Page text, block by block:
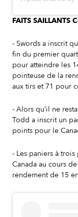
FAITS SAILLANTS
- Swords a inscrit
fin du premier
pour atteindre les
pointeuse de la
aux tirs et 71 pour
- Alors qu’il ne
Todd a inscrit un
points pour le
- Les paniers à
Canada au cours
rendement de 15